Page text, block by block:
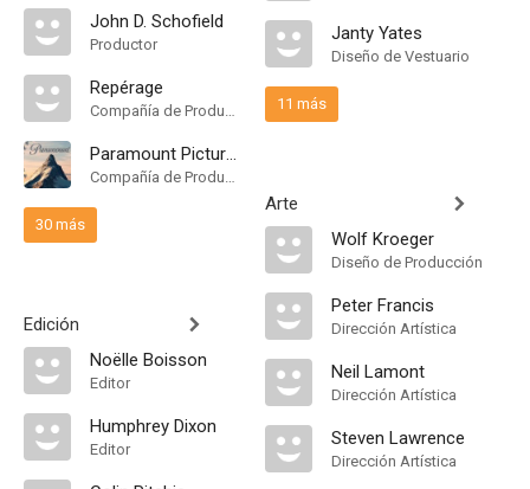
John D. Schofield
Productor
Repérage
Compañía de Produccion
Paramount Pictures
Compañía de Produccion
30 más
Edición
Noëlle Boisson
Editor
Humphrey Dixon
Editor
Janty Yates
Diseño de Vestuario
11 más
Arte
Wolf Kroeger
Diseño de Producción
Peter Francis
Dirección Artística
Neil Lamont
Dirección Artística
Steven Lawrence
Dirección Artística